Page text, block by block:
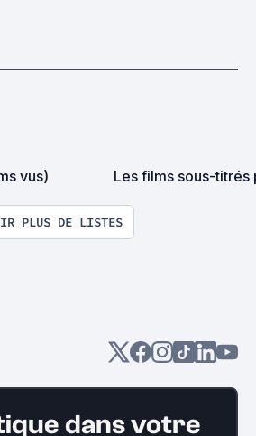
vus) Les films sous-titrés
PLUS DE LISTES
dans votre